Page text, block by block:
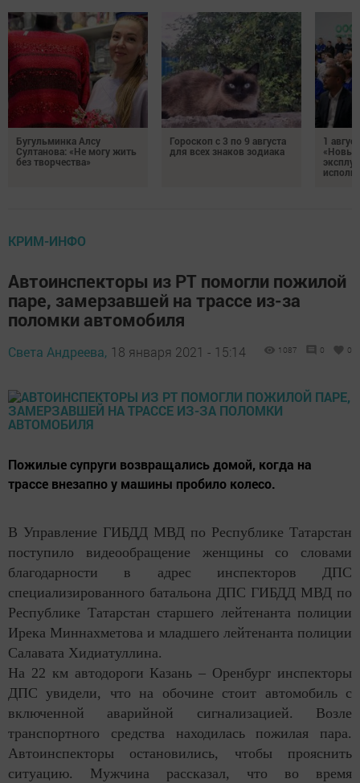
Бугульминка Алсу
Султанова: «Не могу жить
без творчества»
Гороскоп с 3 по 9 августа
для всех знаков зодиака
1
«Новые
КРИМ-ИНФО
Автоинспекторы из РТ помогли пожилой
паре, замерзавшей на трассе из-за
поломки автомобиля
Света Андреева, 18 января 2021 - 15:14 1087 0 0
Пожилые супруги возвращались домой, когда на
трассе внезапно у машины пробило колесо.
В Управление ГИБДД МВД по Республике Татарстан
поступило видеообращение женщины со словами
благодарности в адрес инспекторов ДПС
специализированного батальона ДПС ГИБДД МВД по
Республике Татарстан старшего лейтенанта полиции
Ирека Миннахметова и младшего лейтенанта полиции
Салавата Хидиатуллина.
На 22 км автодороги Казань – Оренбург инспекторы
ДПС увидели, что на обочине стоит автомобиль с
включенной аварийной сигнализацией. Возле
транспортного средства находилась пожилая пара.
Автоинспекторы остановились, чтобы прояснить
ситуацию. Мужчина рассказал, что во время